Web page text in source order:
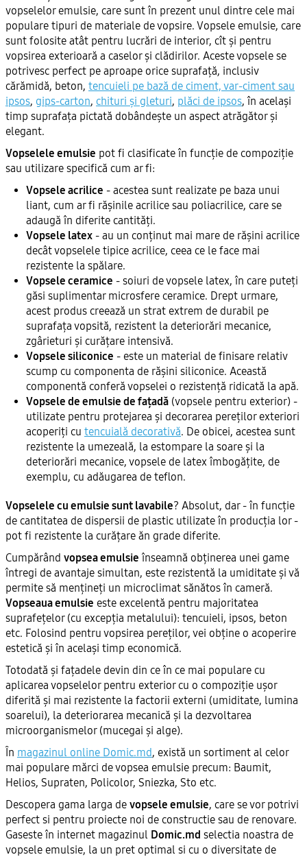
vopselelor emulsie, care sunt în prezent unul dintre cele mai
populare tipuri de materiale de vopsire. Vopsele emulsie, care
sunt folosite atât pentru lucrări de interior, cît și pentru
vopsirea exterioară a caselor și clădirilor. Aceste vopsele se
potrivesc perfect pe aproape orice suprafață, inclusiv
cărămidă, beton, tencuieli pe bază de ciment, var-ciment sau
ipsos, gips-carton, chituri și gleturi, plăci de ipsos, în același
timp suprafața pictată dobândește un aspect atrăgător și
elegant.
Vopselele emulsie pot fi clasificate în funcție de compoziție
sau utilizare specifică cum ar fi:
Vopsele acrilice - acestea sunt realizate pe baza unui
liant, cum ar fi rășinile acrilice sau poliacrilice, care se
adaugă în diferite cantități.
Vopsele latex - au un conținut mai mare de rășini acrilice
decât vopselele tipice acrilice, ceea ce le face mai
rezistente la spălare.
Vopsele ceramice - soiuri de vopsele latex, în care puteți
găsi suplimentar microsfere ceramice. Drept urmare,
acest produs creează un strat extrem de durabil pe
suprafața vopsită, rezistent la deteriorări mecanice,
zgârieturi și curățare intensivă.
Vopsele siliconice - este un material de finisare relativ
scump cu componenta de rășini siliconice. Această
componentă conferă vopselei o rezistență ridicată la apă.
Vopsele de emulsie de fațadă (vopsele pentru exterior) -
utilizate pentru protejarea și decorarea pereților exteriori
acoperiți cu tencuială decorativă. De obicei, acestea sunt
rezistente la umezeală, la estompare la soare și la
deteriorări mecanice, vopsele de latex îmbogățite, de
exemplu, cu adăugarea de teflon.
Vopselele cu emulsie sunt lavabile? Absolut, dar - în funcție
de cantitatea de dispersii de plastic utilizate în producția lor -
pot fi rezistente la curățare ăn grade diferite.
Cumpărând vopsea emulsie înseamnă obținerea unei game
întregi de avantaje simultan, este rezistentă la umiditate și vă
permite să mențineți un microclimat sănătos în cameră.
Vopseaua emulsie este excelentă pentru majoritatea
suprafețelor (cu excepția metalului): tencuieli, ipsos, beton
etc. Folosind pentru vopsirea pereților, vei obține o acoperire
estetică și în același timp economică.
Totodată și fațadele devin din ce în ce mai populare cu
aplicarea vopselelor pentru exterior cu o compoziție ușor
diferită și mai rezistente la factorii externi (umiditate, lumina
soarelui), la deteriorarea mecanică și la dezvoltarea
microorganismelor (mucegai și alge).
În magazinul online Domic.md, există un sortiment al celor
mai populare mărci de vopsea emulsie precum: Baumit,
Helios, Supraten, Policolor, Sniezka, Sto etc.
Descopera gama larga de vopsele emulsie, care se vor potrivi
perfect si pentru proiecte noi de constructie sau de renovare.
Gaseste în internet magazinul Domic.md selectia noastra de
vopsele emulsie, la un pret optimal si cu o diversitate de